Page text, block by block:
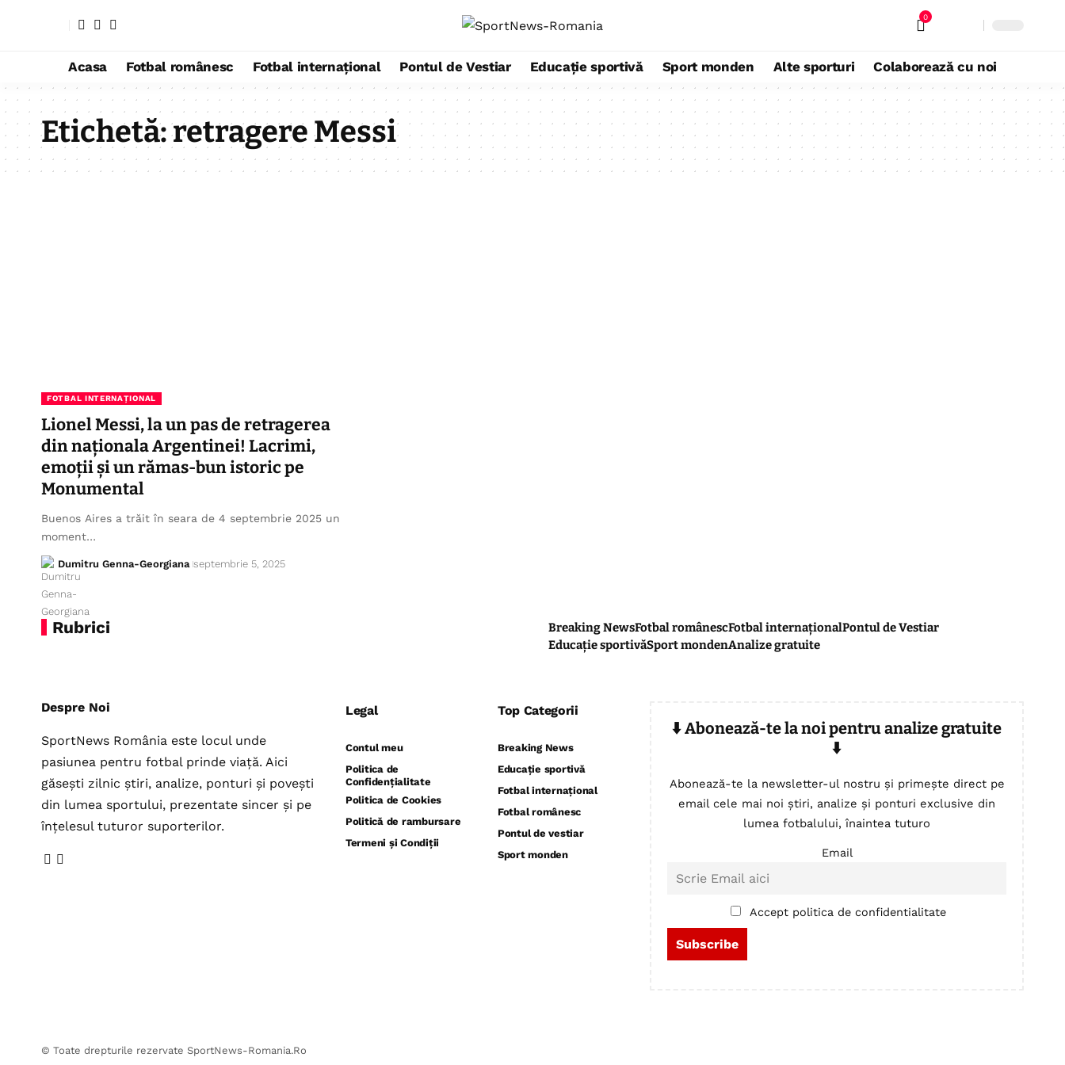
0
Acasa Fotbal românesc Fotbal internațional Pontul de Vestiar Educație sportivă Sport monden Alte sporturi Colaborează cu noi
Etichetă:retragere Messi
FOTBAL INTERNAȚIONAL
Lionel Messi, la un pas de retragerea
din naționala Argentinei! Lacrimi,
emoții și un rămas-bun istoric pe
Monumental
Buenos Aires a trăit în seara de 4 septembrie 2025 un
moment…
Dumitru Genna-Georgiana septembrie 5, 2025
Rubrici Breaking NewsFotbal românescFotbal internaționalPontul de Vestiar
Educație sportivăSport mondenAnalize gratuite
Despre Noi
SportNews România este locul unde
pasiunea pentru fotbal prinde viață. Aici
găsești zilnic știri, analize, ponturi și povești
din lumea sportului, prezentate sincer și pe
înțelesul tuturor suporterilor.
Legal
Contul meu
Politica de
Confidențialitate
Politica de Cookies
Politică de rambursare
Termeni și Condiții
Top Categorii
Breaking News
Educație sportivă
Fotbal internațional
Fotbal românesc
Pontul de vestiar
Sport monden
⬇️ Abonează-te la noi pentru analize gratuite
⬇️
Abonează-te la newsletter-ul nostru și primește direct pe
email cele mai noi știri, analize și ponturi exclusive din
lumea fotbalului, înaintea tuturo
Email
Accept politica de confidentialitate
© Toate drepturile rezervate SportNews-Romania.Ro